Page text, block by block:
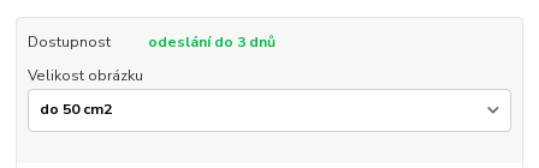
Dostupnost
odeslání do 3 dnů
Velikost obrázku